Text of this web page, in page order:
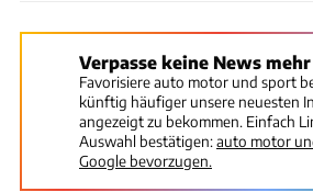
Verpasse keine News mehr
Favorisiere auto motor und sport
künftig häufiger unsere neuesten
angezeigt zu bekommen. Einfach
Auswahl bestätigen:auto motor
Google bevorzugen.